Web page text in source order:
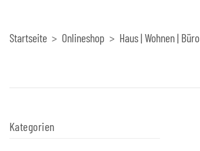
Startseite Onlineshop Haus | Wohnen | Büro
Kategorien